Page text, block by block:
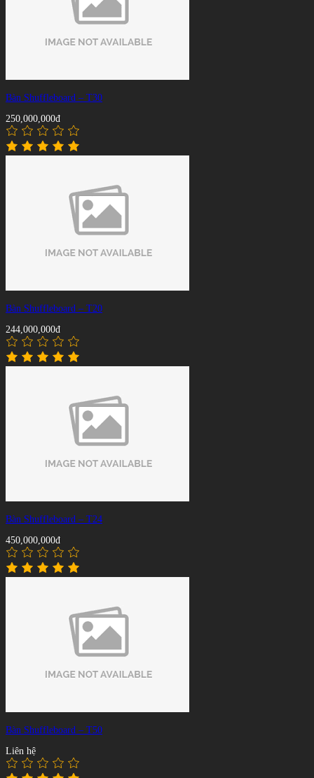
Bàn Shuffleboard – T30
250,000,000đ
Bàn Shuffleboard – T20
244,000,000đ
Bàn Shuffleboard – T24
450,000,000đ
Bàn Shuffleboard – T50
Liên hệ